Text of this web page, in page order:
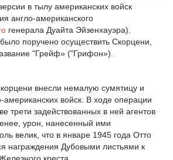
в тылу американских войск
англо-американского
генерала Дуайта Эйзенхауэра).
поручено осуществить Скорцени,
"Грейф» ("Грифон»).
внесли немалую сумятицу и
американских войск. В ходе операции
трети задействованных в ней агентов
урон, нанесенный ими
велик, что в январе 1945 года Отто
награждения Дубовыми листьями к